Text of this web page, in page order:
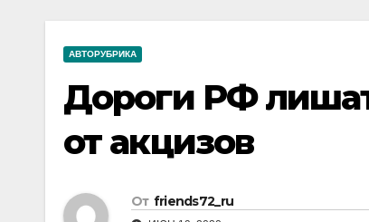
АВТОРУБРИКА
Дороги РФ
от акцизов
От friends72_ru